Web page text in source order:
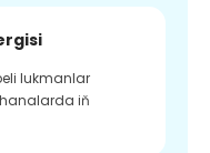
lukmanlar
iň